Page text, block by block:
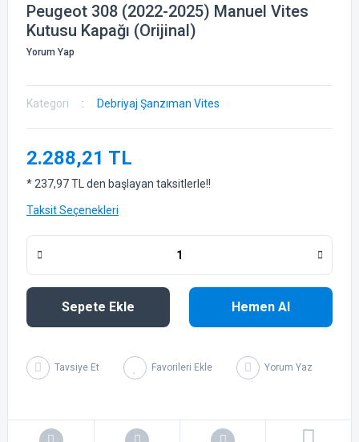
Peugeot 308 (2022-2025) Manuel Vites
Kutusu Kapağı (Orijinal)
Yorum Yap
Kategori Debriyaj Şanzıman Vites
2.288,21 TL
* 237,97 TL den başlayan taksitlerle!!
Taksit Seçenekleri
Sepete Ekle Hemen Al
Tavsiye Et Yorum Yaz